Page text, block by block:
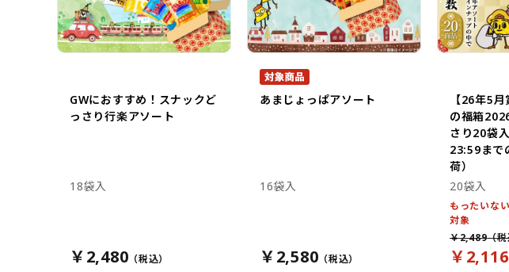
GWにおすすめ！スナックど
っさり行楽アソート
18袋入
￥2,480
あまじょっぱアソート
16袋入
￥2,580
【26年5
の福箱
さり20袋
23:59まで
荷）
20袋入
もったいな
対象
￥2,116
￥2,489